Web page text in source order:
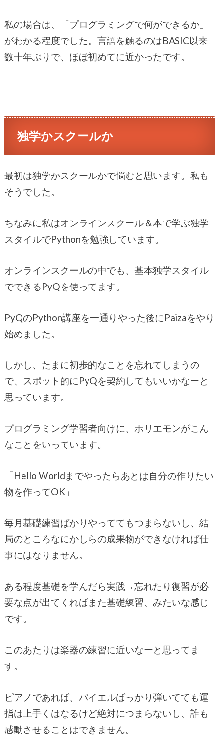
私の場合は、「プログラミングで何ができるか」
がわかる程度でした。言語を触るのはBASIC以来
数十年ぶりで、ほぼ初めてに近かったです。
独学かスクールか
最初は独学かスクールかで悩むと思います。私も
そうでした。
ちなみに私はオンラインスクール＆本で学ぶ独学
スタイルでPythonを勉強しています。
オンラインスクールの中でも、基本独学スタイル
でできるPyQを使ってます。
PyQのPython講座を一通りやった後にPaizaをやり
始めました。
しかし、たまに初歩的なことを忘れてしまうの
で、スポット的にPyQを契約してもいいかなーと
思っています。
プログラミング学習者向けに、ホリエモンがこん
なことをいっています。
「Hello Worldまでやったらあとは自分の作りたい
物を作ってOK」
毎月基礎練習ばかりやっててもつまらないし、結
局のところなにかしらの成果物ができなければ仕
事にはなりません。
ある程度基礎を学んだら実践→忘れたり復習が必
要な点が出てくればまた基礎練習、みたいな感じ
です。
このあたりは楽器の練習に近いなーと思ってま
す。
ピアノであれば、バイエルばっかり弾いてても運
指は上手くはなるけど絶対につまらないし、誰も
感動させることはできません。